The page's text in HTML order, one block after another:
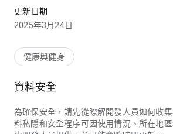
幫助您識別恐怖焦慮誘發原因的模式。
分析日記內容獲取啟發
析、活動分析和應用程式使用狀況。
我們擁有一個功能完善的論壇，讓每個人
AI心理治療師聊天機器人
更新日期
2025年3月24日
健康與健身
資料安全
為確保安全，請先從瞭解開發人員如何收
料私隱和安全程序可因使用情況、所在地